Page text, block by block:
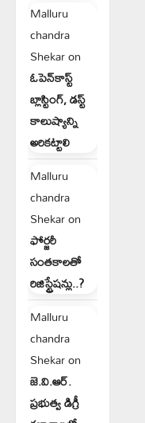
Malluru
chandra
Shekaron
ఓపెన్‌కాస్ట్
బ్లాస్టింగ్, డస్ట్
కాలుష్యాన్ని
అరికట్టాలి
Malluru
chandra
Shekaron
ఫోర్జరీ
సంతకాలతో
రిజిస్ట్రేషన్లు..?
Malluru
chandra
Shekaron
జె.వి.ఆర్.
ప్రభుత్వ డిగ్రీ